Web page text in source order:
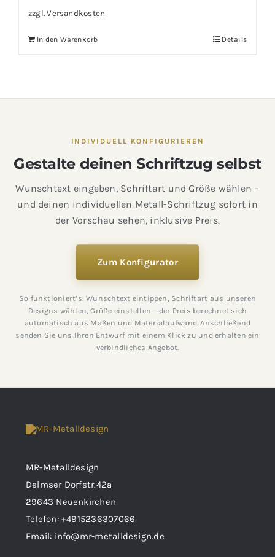
zzgl.Versandkosten
In den Warenkorb Details
INDIVIDUELL KONFIGURIEREN
Gestalte deinen Schriftzug selbst
Wunschtext eingeben, Schriftart und Größe wählen –
und deinen individuellen Metall-Schriftzug sofort in
der Vorschau sehen, inklusive Preis.
Zum Konfigurator
So funktioniert’s: Wunschtext eintippen, Schriftart aus unseren
Designs wählen, Größe einstellen – der Preis berechnet sich
automatisch aus Maßen und Materialaufwand. Anschließend
senden Sie uns Ihren Entwurf mit einem Klick zu und erhalten ein
verbindliches Angebot.
MR-Metalldesign
Delmser Dorfstr.42a
29643 Neuenkirchen
Telefon:+4915236307066
Email: info@mr-metalldesign.de